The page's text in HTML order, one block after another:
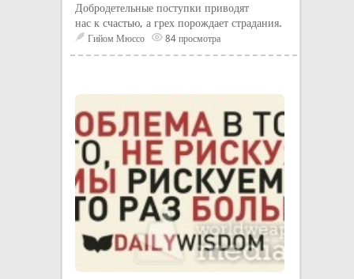
Добродетельные поступки приводят
нас к счастью, а грех порождает страдания.
Гийом Мюссо 84 просмотра